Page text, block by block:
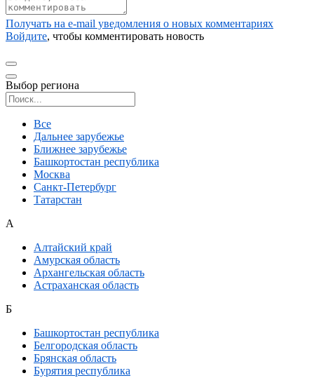
Получать на e‑mail уведомления о новых комментариях
Войдите, чтобы комментировать новость
Выбор региона
Все
Дальнее зарубежье
Ближнее зарубежье
Башкортостан республика
Москва
Санкт-Петербург
Татарстан
А
Алтайский край
Амурская область
Архангельская область
Астраханская область
Б
Башкортостан республика
Белгородская область
Брянская область
Бурятия республика